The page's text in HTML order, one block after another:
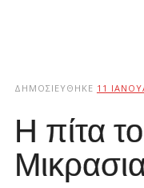
ΔΗΜΟΣΙΕΎΘΗΚΕ 11
Η πίτα